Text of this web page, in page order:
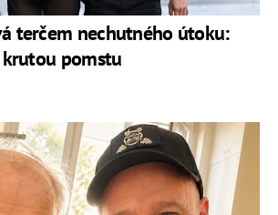
terčem nechutného útoku:
pomstu